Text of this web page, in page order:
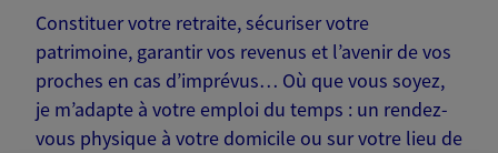
Constituer votre retraite, sécuriser votre
patrimoine, garantir vos revenus et l’avenir de vos
proches en cas d’imprévus… Où que vous soyez,
je m’adapte à votre emploi du temps : un rendez-
vous physique à votre domicile ou sur votre lieu de